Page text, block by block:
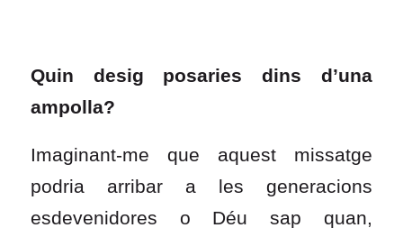
Quin desig posaries dins d’una
ampolla?
Imaginant-me que aquest missatge
podria arribar a les generacions
esdevenidores o Déu sap quan,